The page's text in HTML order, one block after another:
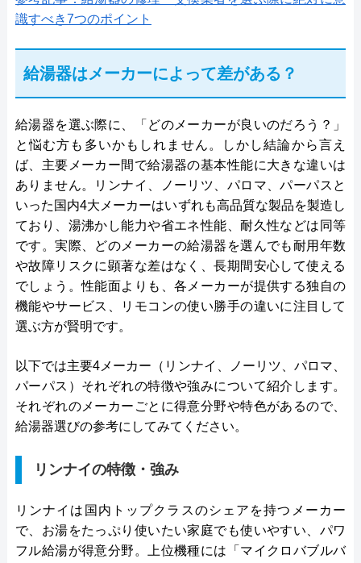
識すべき7つのポイント
給湯器はメーカーによって差がある？
給湯器を選ぶ際に、「どのメーカーが良いのだろう？」
と悩む方も多いかもしれません。しかし結論から言え
ば、主要メーカー間で給湯器の基本性能に大きな違いは
ありません。リンナイ、ノーリツ、パロマ、パーパスと
いった国内4大メーカーはいずれも高品質な製品を製造し
ており、湯沸かし能力や省エネ性能、耐久性などは同等
です。実際、どのメーカーの給湯器を選んでも耐用年数
や故障リスクに顕著な差はなく、長期間安心して使える
でしょう。性能面よりも、各メーカーが提供する独自の
機能やサービス、リモコンの使い勝手の違いに注目して
選ぶ方が賢明です。
以下では主要4メーカー（リンナイ、ノーリツ、パロマ、
パーパス）それぞれの特徴や強みについて紹介します。
それぞれのメーカーごとに得意分野や特色があるので、
給湯器選びの参考にしてみてください。
リンナイの特徴・強み
リンナイは国内トップクラスのシェアを持つメーカー
で、お湯をたっぷり使いたい家庭でも使いやすい、パワ
フル給湯が得意分野。上位機種には「マイクロバブルバ